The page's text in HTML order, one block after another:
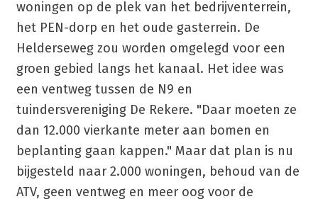
woningen op de plek van het bedrijventerrein,
het PEN-dorp en het oude gasterrein. De
Helderseweg zou worden omgelegd voor een
groen gebied langs het kanaal. Het idee was
een ventweg tussen de N9 en
tuindersvereniging De Rekere. "Daar moeten ze
dan 12.000 vierkante meter aan bomen en
beplanting gaan kappen." Maar dat plan is nu
bijgesteld naar 2.000 woningen, behoud van de
ATV, geen ventweg en meer oog voor de